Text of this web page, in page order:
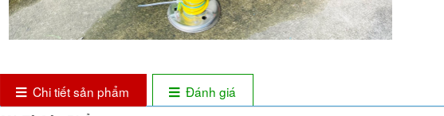
Chi tiết sản phẩm Đánh giá